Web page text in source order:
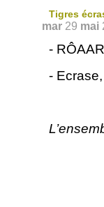
Tigres
mar 29 mai
-
-